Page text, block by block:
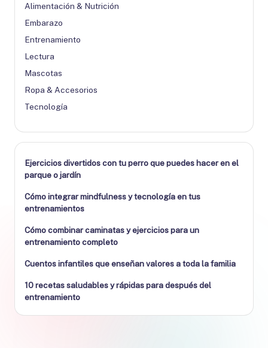
Alimentación & Nutrición
Embarazo
Entrenamiento
Lectura
Mascotas
Ropa & Accesorios
Tecnología
Ejercicios divertidos con tu perro que puedes hacer en el
parque o jardín
Cómo integrar mindfulness y tecnología en tus
entrenamientos
Cómo combinar caminatas y ejercicios para un
entrenamiento completo
Cuentos infantiles que enseñan valores a toda la familia
10 recetas saludables y rápidas para después del
entrenamiento